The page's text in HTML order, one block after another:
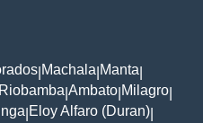
Machala Manta
Riobamba Ambato Milagro
Eloy Alfaro (Duran)